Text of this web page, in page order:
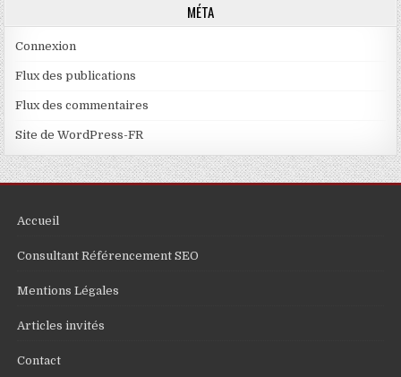
MÉTA
Connexion
Flux des publications
Flux des commentaires
Site de WordPress-FR
Accueil
Consultant Référencement SEO
Mentions Légales
Articles invités
Contact